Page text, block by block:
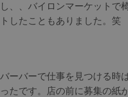
し、、バイロンマーケットで
トしたこともありました。笑
バーバーで仕事を見つける時
ったです。店の前に募集の紙